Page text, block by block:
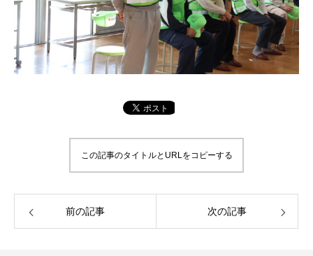
この記事のタイトルとURLをコピーする
前の記事 次の記事